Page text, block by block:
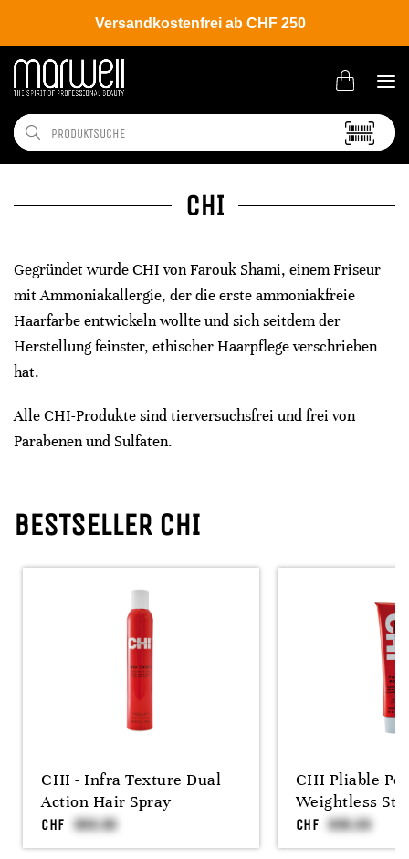
Versandkostenfrei ab CHF 250
CHI
Gegründet wurde CHI von Farouk Shami, einem Friseur
mit Ammoniakallergie, der die erste ammoniakfreie
Haarfarbe entwickeln wollte und sich seitdem der
Herstellung feinster, ethischer Haarpflege verschrieben
hat.
Alle CHI-Produkte sind tierversuchsfrei und frei von
Parabenen und Sulfaten.
BESTSELLER CHI
CHI - Infra Texture Dual
Action Hair Spray
CHF
CHI Pliable
Weightless
CHF